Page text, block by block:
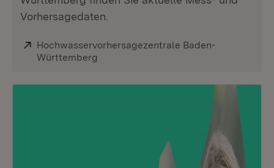
Vorhersagedaten.
Extern:
Hochwasservorhersagezentrale Baden-
Württemberg